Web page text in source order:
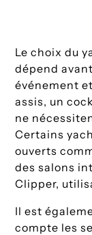
Le choix du
dépend
événement
assis, un
ne
Certains
ouverts
des salons
Clipper,
Il est
compte les